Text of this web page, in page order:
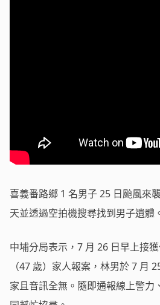
喜義番路鄉 1 名男子 25 日颱風來
天並透過空拍機搜尋找到男子遺體
中埔分局表示，7 月 26 日早上接
（47 歲）家人報案，林男於 7 月
家且音訊全無。隨即通報線上警力